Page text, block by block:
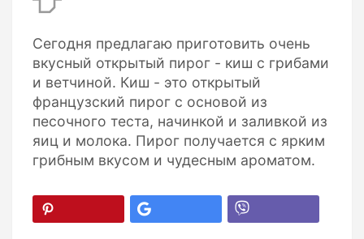
Сегодня предлагаю приготовить очень
вкусный открытый пирог - киш с грибами
и ветчиной. Киш - это открытый
французский пирог с основой из
песочного теста, начинкой и заливкой из
яиц и молока. Пирог получается с ярким
грибным вкусом и чудесным ароматом.